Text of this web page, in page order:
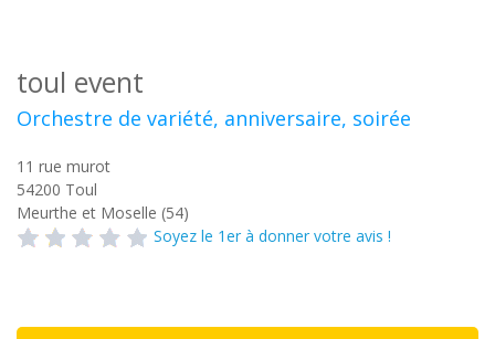
toul event
Orchestre de variété, anniversaire, soirée
11 rue murot
54200 Toul
Meurthe et Moselle (54)
Soyez le 1er à donner votre avis !